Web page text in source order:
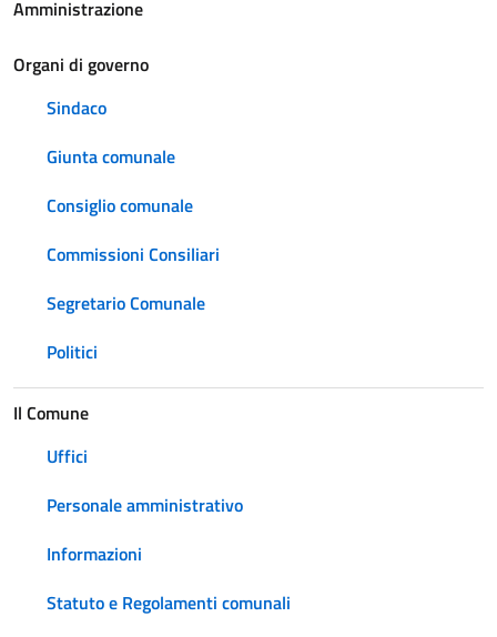
Amministrazione
Organi di governo
Sindaco
Giunta comunale
Consiglio comunale
Commissioni Consiliari
Segretario Comunale
Politici
Il Comune
Uffici
Personale amministrativo
Informazioni
Statuto e Regolamenti comunali